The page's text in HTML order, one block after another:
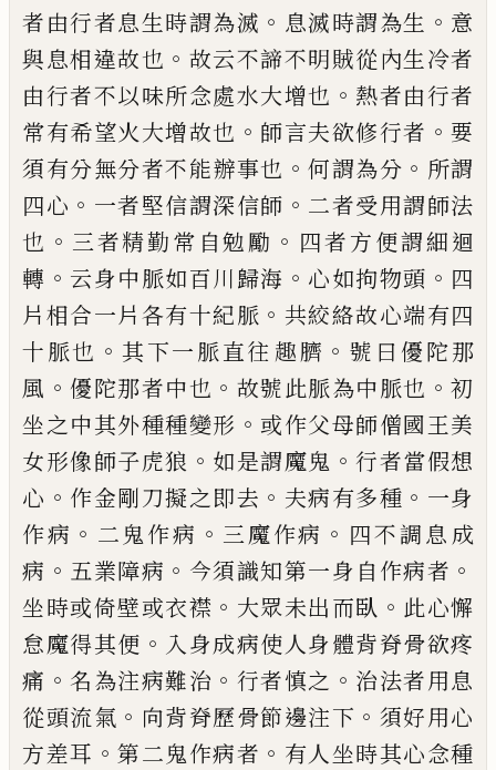
者由行者息生時謂為滅 。 息滅時謂為生 。 意
與息相違故也 。 故云不諦不明賊從內生冷者
由行者不以味所念處水大增也 。 熱者由行者
常有希望火大增故也 。 師言夫欲修行者 。 要
須有分無分者不能辦事也 。 何謂為分 。 所謂
四心 。 一者堅信謂深信師 。 二者受用謂師法
也 。 三者精勤常自勉勵 。 四者方便謂細迴
轉 。 云身中脈如百川歸海 。 心如拘物頭 。 四
片相合一片各有十紀脈 。 共絞絡故心端有四
十脈也 。 其下一脈直往 趣臍 。 號曰優陀那
風 。 優陀那者中也 。 故號此脈為中脈也 。 初
坐之中其外種種變形 。 或作父母師僧國王美
女形像師子虎狼 。 如是謂魔鬼 。 行者當假想
心 。 作金剛刀擬之即去 。 夫病有多種 。 一身
作病 。 二鬼作病 。 三魔作病 。 四不調息成
病 。 五業障病 。 今須識知第一身自作病者 。
坐時或倚壁或衣襟 。 大眾未出而臥 。 此心懈
怠魔得其便 。 入身成病使人身體背脊骨欲疼
痛 。 名為注病難治 。 行者慎之 。 治法者用息
從頭流氣 。 向背脊歷骨節邊注下 。 須好用心
方差耳 。 第二鬼作病者 。 有人坐時其心念種